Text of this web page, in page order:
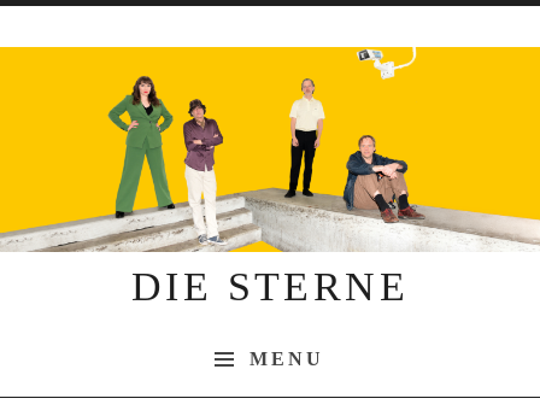
DIE STERNE
MENU